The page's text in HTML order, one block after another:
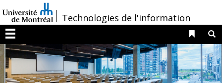
au
contenu
/
Technologies de l'information
Menu
Liens